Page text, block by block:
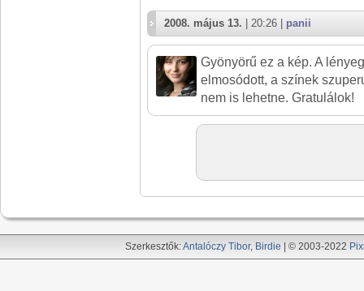
2008. május 13. | 20:26 | panii
Gyönyörű ez a kép. A
elmosódott, a színek
nem is lehetne. Gratulálok!
Szerkesztők:Antalóczy Tibor, Birdie | © 2003-2022